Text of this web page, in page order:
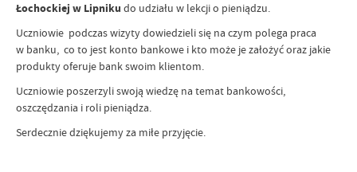
Łochockiej w Lipniku do udziału w lekcji o pieniądzu.
Uczniowie podczas wizyty dowiedzieli się na czym polega praca
w banku, co to jest konto bankowe i kto może je założyć oraz jakie
produkty oferuje bank swoim klientom.
Uczniowie poszerzyli swoją wiedzę na temat bankowości,
oszczędzania i roli pieniądza.
Serdecznie dziękujemy za miłe przyjęcie.